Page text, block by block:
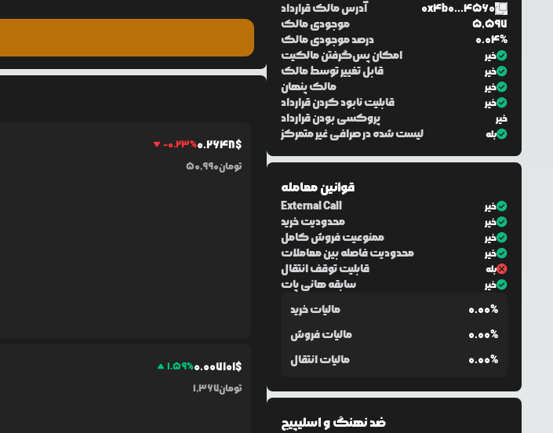
-0.23%0.2648$
50,990تومان
1.59%0.007101$
1,367تومان
آدرس مالک قرارداد
0x4b0...4560
موجودی مالک
5,597
درصد موجودی مالک
0.04%
امکان پس‌گرفتن مالکیت
خیر
قابل تغییر توسط مالک خیر
مالک پنهان خیر
قابلیت نابود کردن قرارداد خیر
پروکسی بودن قرارداد خیر
لیست شده در صرافی غیر متمرکز بله
قوانین معامله
External Call خیر
محدودیت خرید خیر
ممنوعیت فروش کامل خیر
محدودیت فاصله بین معاملات خیر
قابلیت توقف انتقال بله
سابقه هانی پات خیر
مالیات خرید
0.00%
مالیات فروش
0.00%
مالیات انتقال
0.00%
ضد نهنگ و اسلیپیج